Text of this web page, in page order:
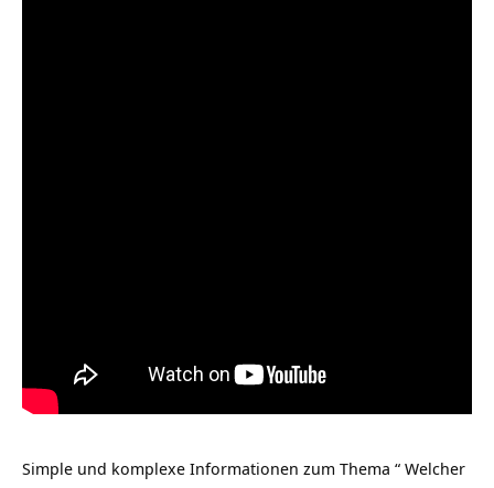
Simple und komplexe Informationen zum Thema “ Welcher